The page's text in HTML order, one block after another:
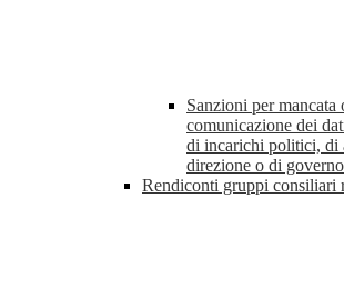
Sanzioni per mancata
comunicazione dei
di incarichi politici, di
direzione o di governo
Rendiconti gruppi consiliari